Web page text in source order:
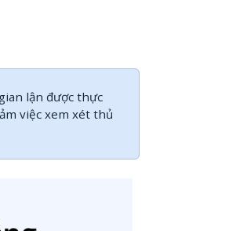
lận được thực
việc xem xét thủ